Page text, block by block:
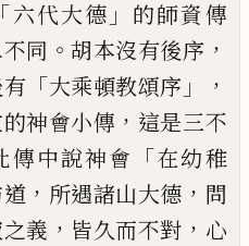
「六代大德 」 的師資傳
同 。胡本沒有後序 ，
「大乘頓教頌序 」，
神會小傳 ， 這是三不
傳中說神會 「在幼稚
， 所遇諸山大德 ， 問
義 ， 皆久而不對 ， 心